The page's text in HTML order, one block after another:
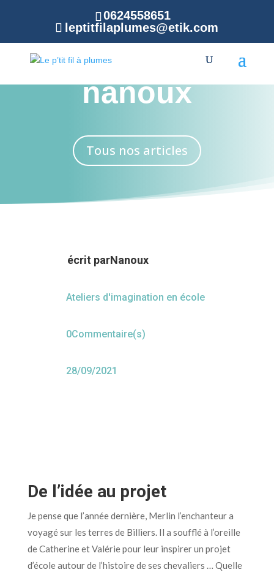
0624558651
leptitfilaplumes@etik.com
Blog de
nanoux
Tous nos articles
écrit parNanoux
Ateliers d'imagination en école
0Commentaire(s)
28/09/2021
De l’idée au projet
Je pense que l’année dernière, Merlin l’enchanteur a
voyagé sur les terres de Billiers. Il a soufflé à l’oreille
de Catherine et Valérie pour leur inspirer un projet
d’école autour de l’histoire de ses chevaliers … Quelle